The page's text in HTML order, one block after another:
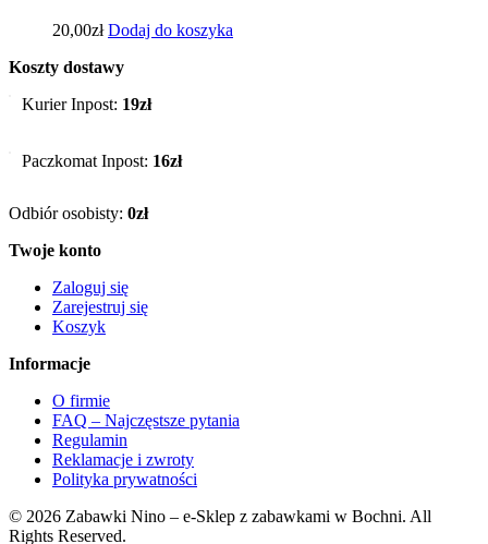
20,00zł Dodaj do koszyka
Koszty dostawy
Kurier Inpost: 19zł
Paczkomat Inpost: 16zł
Odbiór osobisty: 0zł
Twoje konto
Zaloguj się
Zarejestruj się
Koszyk
Informacje
O firmie
FAQ – Najczęstsze pytania
Regulamin
Reklamacje i zwroty
Polityka prywatności
© 2026 Zabawki Nino – e-Sklep z zabawkami w Bochni. All
Rights Reserved.